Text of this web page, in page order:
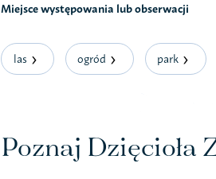
Miejsce występowania lub obserwacji
las ogród park
Poznaj Dzięcioła